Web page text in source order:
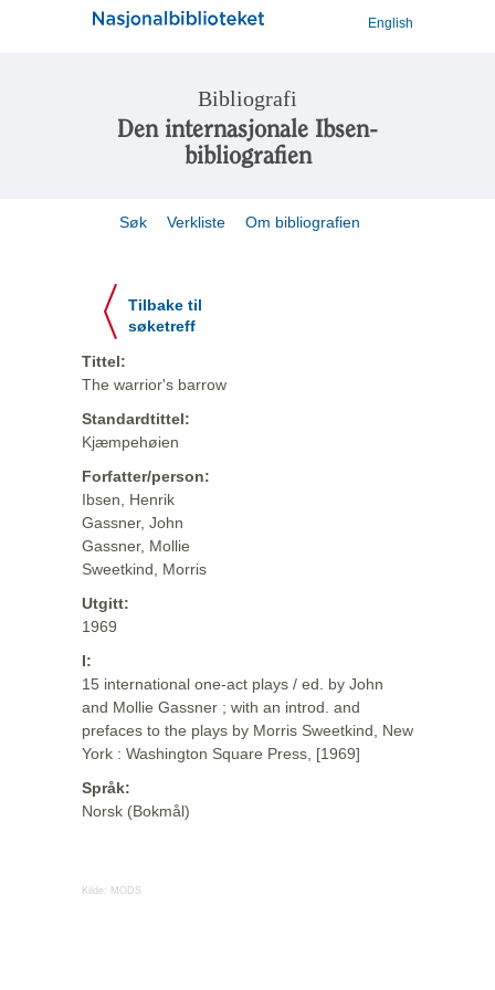
English
Bibliografi
Den internasjonale Ibsen-
bibliografien
Søk Verkliste Om bibliografien
Tilbake til
søketreff
Tittel:
The warrior's barrow
Standardtittel:
Kjæmpehøien
Forfatter/person:
Ibsen, Henrik
Gassner, John
Gassner, Mollie
Sweetkind, Morris
Utgitt:
1969
I:
15 international one-act plays / ed. by John
and Mollie Gassner ; with an introd. and
prefaces to the plays by Morris Sweetkind, New
York : Washington Square Press, [1969]
Språk:
Norsk (Bokmål)
Kilde: MODS